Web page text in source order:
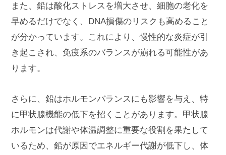
また、鉛は酸化ストレスを増大させ、細胞の老化を
早めるだけでなく、DNA損傷のリスクも高めること
が分かっています。これにより、慢性的な炎症が引
き起こされ、免疫系のバランスが崩れる可能性があ
ります。
さらに、鉛はホルモンバランスにも影響を与え、特
に甲状腺機能の低下を招くことがあります。甲状腺
ホルモンは代謝や体温調整に重要な役割を果たして
いるため、鉛が原因でエネルギー代謝が低下し、体